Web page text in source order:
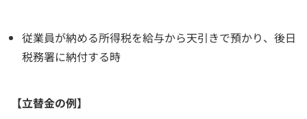
従業員が納める所得税を給与から天引きで預かり、後日
税務署に納付する時
【立替金の例】